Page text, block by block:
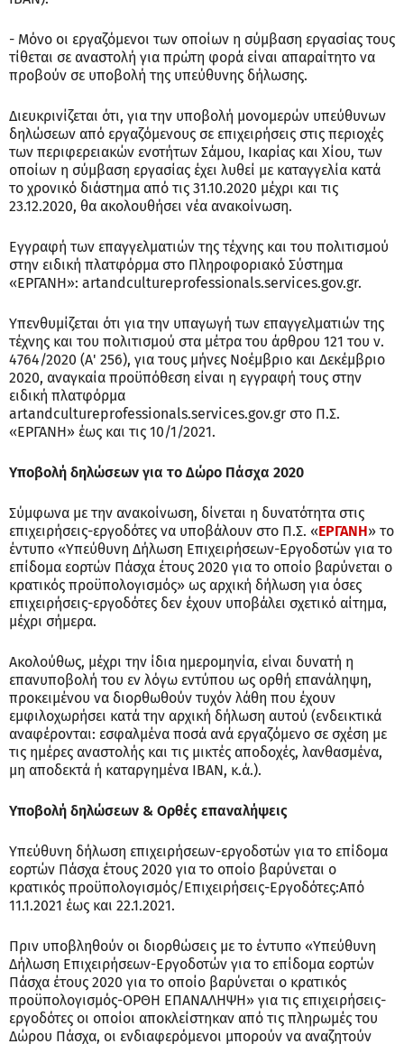
- Μόνο οι εργαζόμενοι των οποίων η σύμβαση εργασίας τους
τίθεται σε αναστολή για πρώτη φορά είναι απαραίτητο να
προβούν σε υποβολή της υπεύθυνης δήλωσης.
Διευκρινίζεται ότι, για την υποβολή μονομερών υπεύθυνων
δηλώσεων από εργαζόμενους σε επιχειρήσεις στις περιοχές
των περιφερειακών ενοτήτων Σάμου, Ικαρίας και Χίου, των
οποίων η σύμβαση εργασίας έχει λυθεί με καταγγελία κατά
το χρονικό διάστημα από τις 31.10.2020 μέχρι και τις
23.12.2020, θα ακολουθήσει νέα ανακοίνωση.
Εγγραφή των επαγγελματιών της τέχνης και του πολιτισμού
στην ειδική πλατφόρμα στο Πληροφοριακό Σύστημα
«ΕΡΓΑΝΗ»: artandcultureprofessionals.services.gov.gr.
Υπενθυμίζεται ότι για την υπαγωγή των επαγγελματιών της
τέχνης και του πολιτισμού στα μέτρα του άρθρου 121 του ν.
4764/2020 (Α' 256), για τους μήνες Νοέμβριο και Δεκέμβριο
2020, αναγκαία προϋπόθεση είναι η εγγραφή τους στην
ειδική πλατφόρμα
artandcultureprofessionals.services.gov.gr στο Π.Σ.
«ΕΡΓΑΝΗ» έως και τις 10/1/2021.
Υποβολή δηλώσεων για το Δώρο Πάσχα 2020
Σύμφωνα με την ανακοίνωση, δίνεται η δυνατότητα στις
επιχειρήσεις-εργοδότες να υποβάλουν στο Π.Σ. «ΕΡΓΑΝΗ» το
έντυπο «Υπεύθυνη Δήλωση Επιχειρήσεων-Εργοδοτών για το
επίδομα εορτών Πάσχα έτους 2020 για το οποίο βαρύνεται ο
κρατικός προϋπολογισμός» ως αρχική δήλωση για όσες
επιχειρήσεις-εργοδότες δεν έχουν υποβάλει σχετικό αίτημα,
μέχρι σήμερα.
Ακολούθως, μέχρι την ίδια ημερομηνία, είναι δυνατή η
επανυποβολή του εν λόγω εντύπου ως ορθή επανάληψη,
προκειμένου να διορθωθούν τυχόν λάθη που έχουν
εμφιλοχωρήσει κατά την αρχική δήλωση αυτού (ενδεικτικά
αναφέρονται: εσφαλμένα ποσά ανά εργαζόμενο σε σχέση με
τις ημέρες αναστολής και τις μικτές αποδοχές, λανθασμένα,
μη αποδεκτά ή καταργημένα ΙΒΑΝ, κ.ά.).
Υποβολή δηλώσεων & Ορθές επαναλήψεις
Υπεύθυνη δήλωση επιχειρήσεων-εργοδοτών για το επίδομα
εορτών Πάσχα έτους 2020 για το οποίο βαρύνεται ο
κρατικός προϋπολογισμός/Επιχειρήσεις-Εργοδότες:Από
11.1.2021 έως και 22.1.2021.
Πριν υποβληθούν οι διορθώσεις με το έντυπο «Υπεύθυνη
Δήλωση Επιχειρήσεων-Εργοδοτών για το επίδομα εορτών
Πάσχα έτους 2020 για το οποίο βαρύνεται ο κρατικός
προϋπολογισμός-ΟΡΘΗ ΕΠΑΝΑΛΗΨΗ» για τις επιχειρήσεις-
εργοδότες οι οποίοι αποκλείστηκαν από τις πληρωμές του
Δώρου Πάσχα, οι ενδιαφερόμενοι μπορούν να αναζητούν